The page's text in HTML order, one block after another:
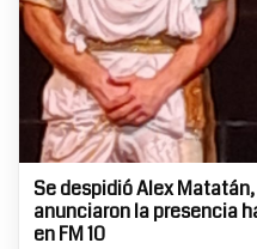
Se despidió Alex
anunciaron la presencia
en FM 10